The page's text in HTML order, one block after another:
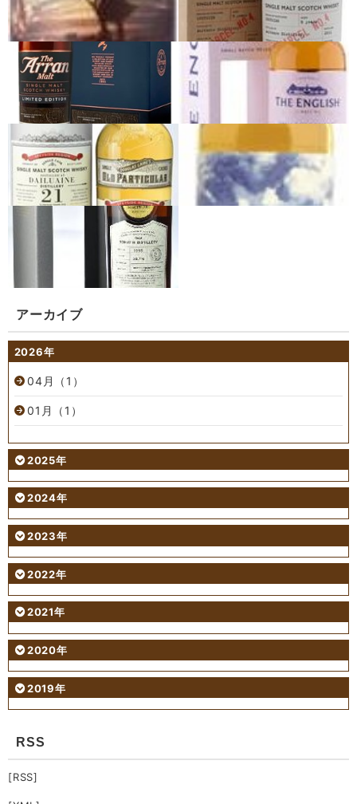
アーカイブ
2026年
04月（1）
01月（1）
2025年
2024年
2023年
2022年
2021年
2020年
2019年
RSS
[RSS]